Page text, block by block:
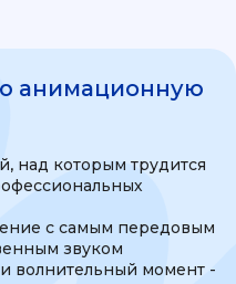
анимационную
над которым трудится
с самым передовым
звуком
волнительный момент -